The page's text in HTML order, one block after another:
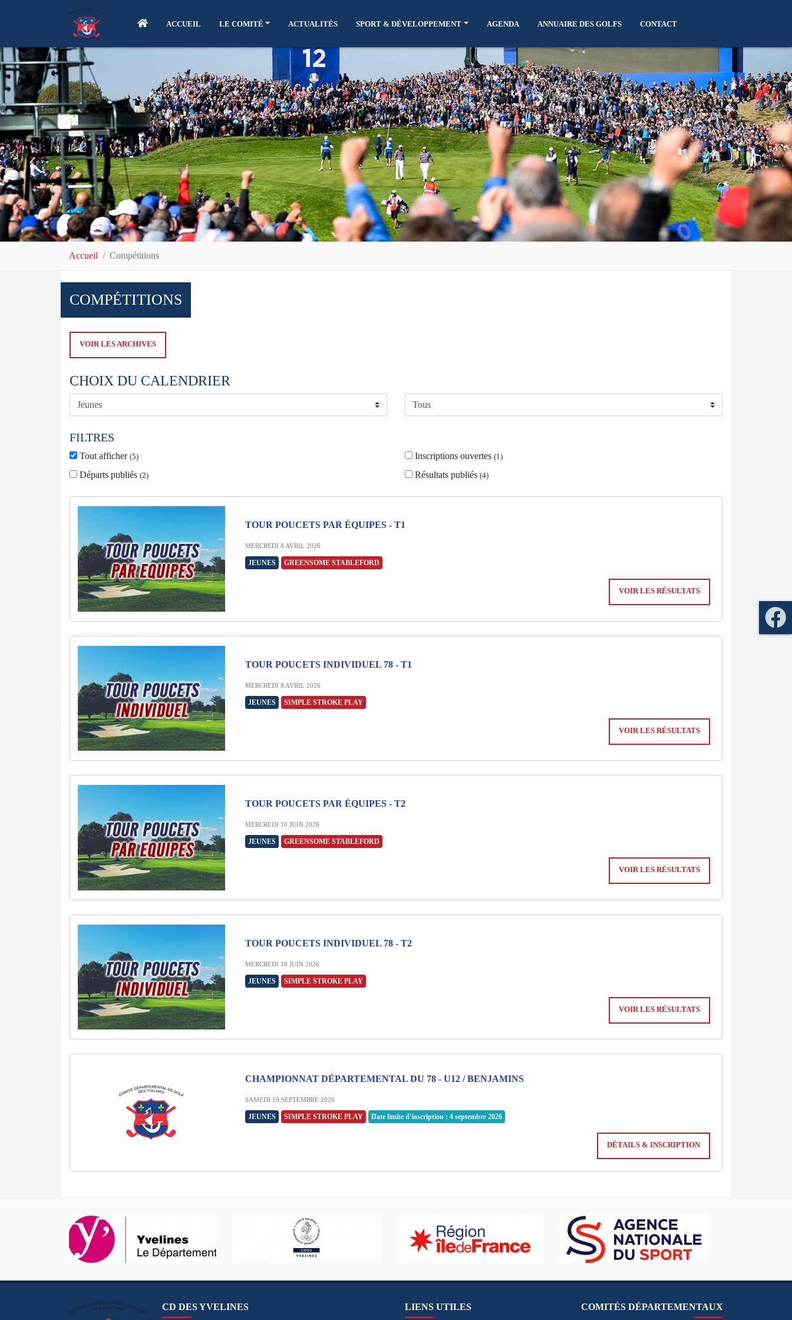
ACCUEIL LE COMITÉ ACTUALITÉS SPORT & DÉVELOPPEMENT AGENDA ANNUAIRE DES GOLFS CONTACT
Accueil Compétitions
COMPÉTITIONS
VOIR LES ARCHIVES
CHOIX DU CALENDRIER
FILTRES
Tout afficher (5) Inscriptions ouvertes (1)
Départs publiés (2) Résultats publiés (4)
TOUR POUCETS PAR ÉQUIPES - T1
MERCREDI 8 AVRIL 2026
JEUNES GREENSOME STABLEFORD
VOIR LES RÉSULTATS
TOUR POUCETS INDIVIDUEL 78 - T1
MERCREDI 8 AVRIL 2026
JEUNES SIMPLE STROKE PLAY
VOIR LES RÉSULTATS
TOUR POUCETS PAR ÉQUIPES - T2
MERCREDI 10 JUIN 2026
JEUNES GREENSOME STABLEFORD
VOIR LES RÉSULTATS
TOUR POUCETS INDIVIDUEL 78 - T2
MERCREDI 10 JUIN 2026
JEUNES SIMPLE STROKE PLAY
VOIR LES RÉSULTATS
CHAMPIONNAT DÉPARTEMENTAL DU 78 - U12 / BENJAMINS
SAMEDI 19 SEPTEMBRE 2026
JEUNES SIMPLE STROKE PLAY Date limite d'inscription : 4 septembre 2026
DÉTAILS & INSCRIPTION
CD DES YVELINES LIENS UTILES COMITÉS DÉPARTEMENTAUX